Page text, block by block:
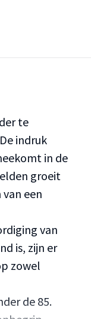
te
indruk
in de
groeit
een
van
is, zijn er
zowel
de 85.